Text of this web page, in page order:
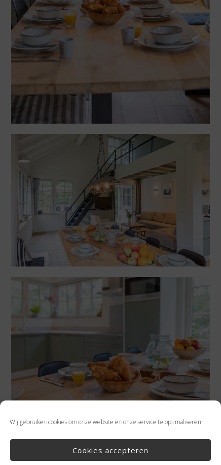
Wij gebruiken cookies om onze website en onze service te optimaliseren.
Cookies accepteren